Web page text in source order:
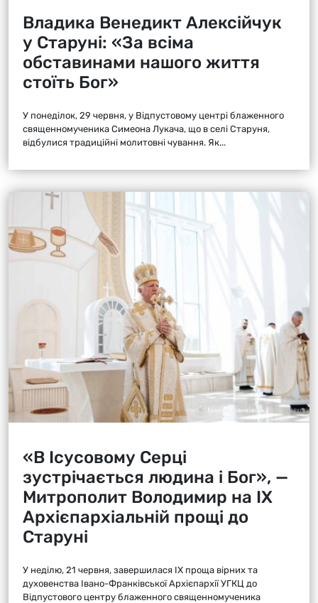
Владика Венедикт Алексійчук
у Старуні: «За всіма
обставинами нашого життя
стоїть Бог»
У понеділок, 29 червня, у Відпустовому центрі блаженного
священномученика Симеона Лукача, що в селі Старуня,
відбулися традиційні молитовні чування. Як...
«В Ісусовому Серці
зустрічається людина і Бог», —
Митрополит Володимир на ІХ
Архієпархіальній прощі до
Старуні
У неділю, 21 червня, завершилася ІХ проща вірних та
духовенства Івано-Франківської Архієпархії УГКЦ до
Відпустового центру блаженного священномученика